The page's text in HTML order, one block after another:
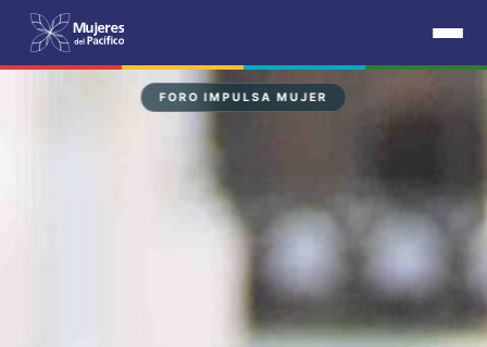
FORO IMPULSA MUJER